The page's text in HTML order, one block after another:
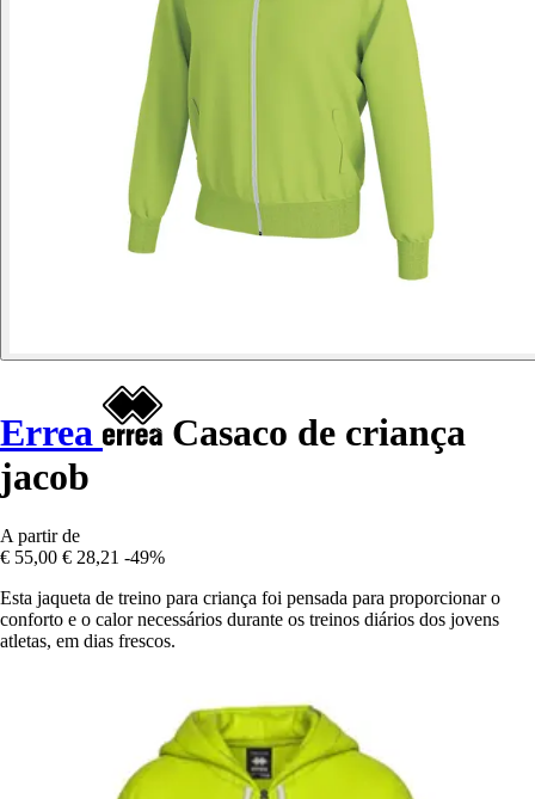
Errea
Casaco de criança
jacob
A partir de
€ 55,00 € 28,21 -49%
Esta jaqueta de treino para criança foi pensada para proporcionar o
conforto e o calor necessários durante os treinos diários dos jovens
atletas, em dias frescos.